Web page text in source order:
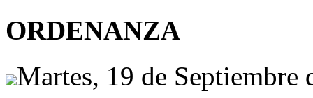
ORDENANZA
Martes, 19 de Septiembre